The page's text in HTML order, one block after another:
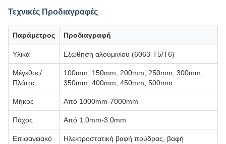
Τεχνικές Προδιαγραφές
Παράμετρος Προδιαγραφή
Υλικά Εξώθηση αλουμινίου (6063-T5/T6)
Μέγεθος/
Πλάτος
100mm, 150mm, 200mm, 250mm, 300mm,
350mm, 400mm, 450mm, 500mm
Μήκος Από 1000mm-7000mm
Πάχος Από 1.0mm-3.0mm
Επιφανειακό Ηλεκτροστατική βαφή πούδρας, βαφή